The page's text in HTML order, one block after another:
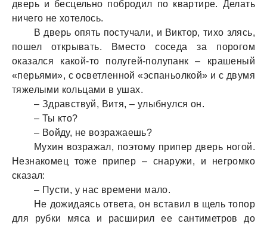
дверь и бесцельно побродил по квартире. Делать
ничего не хотелось.
В дверь опять постучали, и Виктор, тихо злясь,
пошел открывать. Вместо соседа за порогом
оказался какой-то полугей-полупанк – крашеный
«перьями», с осветленной «эспаньолкой» и с двумя
тяжелыми кольцами в ушах.
– Здравствуй, Витя, – улыбнулся он.
– Ты кто?
– Войду, не возражаешь?
Мухин возражал, поэтому припер дверь ногой.
Незнакомец тоже припер – снаружи, и негромко
сказал:
– Пусти, у нас времени мало.
Не дожидаясь ответа, он вставил в щель топор
для рубки мяса и расширил ее сантиметров до